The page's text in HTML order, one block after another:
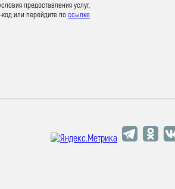
предоставления услуг,
код или перейдите поссылке